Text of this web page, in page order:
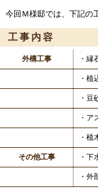
今回Ｍ様邸では、下記の
工事内容
外構工事 ・縁
・植
・豆
・ア
・植
その他工事 ・下
・外